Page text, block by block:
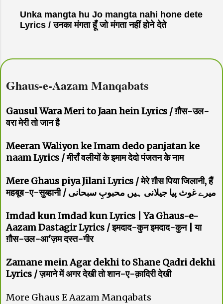
Unka mangta hu Jo mangta nahi hone dete
Lyrics / उनका मंगता हूँ जो मंगता नहीं होने देते
Ghaus-e-Aazam Manqabats
Gausul Wara Meri to Jaan hein Lyrics / ग़ौस-उल-
वरा मेरी तो जान है
Meeran Waliyon ke Imam dedo panjatan ke
naam Lyrics / मीराँ वलीयों के इमाम देदो पंजतन के नाम
Mere Ghaus piya Jilani Lyrics / मेरे ग़ौस पिया जिलानी, हैं
महबूब-ए-सुब्हानी / میرے غوث پیا جیلانی ہیں محبوبِ سبحانی
Imdad kun Imdad kun Lyrics | Ya Ghaus-e-
Aazam Dastagir Lyrics / इमदाद-कुन इमदाद-कुन | या
ग़ौस-उल-आ'ज़म दस्त-गीर
Zamane mein Agar dekhi to Shane Qadri dekhi
Lyrics / ज़माने में अगर देखी तो शान-ए-क़ादिरी देखी
More Ghaus E Aazam Manqabats